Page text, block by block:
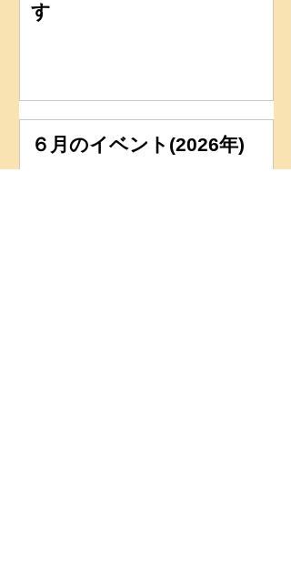
す
６月のイベント(2026年)